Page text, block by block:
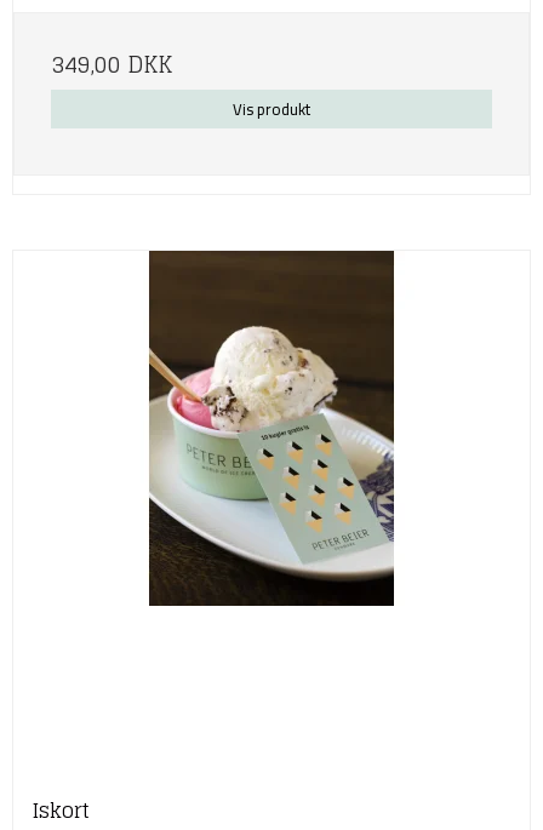
349,00 DKK
Vis produkt
Iskort